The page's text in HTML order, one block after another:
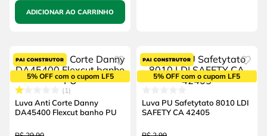
ADICIONAR AO CARRINHO
5% OFF com o cupom LF5
1
Luva Anti Corte Danny
DA45400 Flexcut banho PU
5% OFF com o cupom LF5
Luva PU Safetytato 8010 LDI
SAFETY CA 42405